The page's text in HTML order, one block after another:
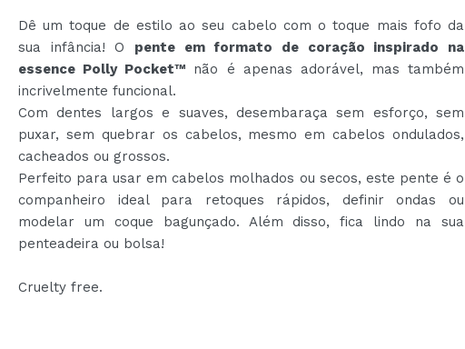
Dê um toque de estilo ao seu cabelo com o toque mais fofo da
sua infância! O pente em formato de coração inspirado na
essence Polly Pocket™ não é apenas adorável, mas também
incrivelmente funcional.
Com dentes largos e suaves, desembaraça sem esforço, sem
puxar, sem quebrar os cabelos, mesmo em cabelos ondulados,
cacheados ou grossos.
Perfeito para usar em cabelos molhados ou secos, este pente é o
companheiro ideal para retoques rápidos, definir ondas ou
modelar um coque bagunçado. Além disso, fica lindo na sua
penteadeira ou bolsa!
Cruelty free.